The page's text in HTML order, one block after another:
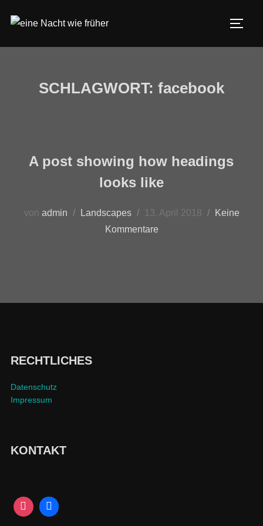
SCHLAGWORT: facebook
A post showing how headings
looks like
von admin Landscapes 13. April 2018
Keine
Kommentare
RECHTLICHES
Datenschutz
Impressum
KONTAKT